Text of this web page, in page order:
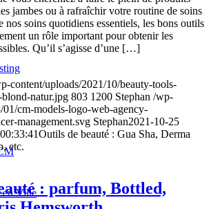
en Ville
jambes ou à rafraîchir votre routine de soins
nos soins quotidiens essentiels, les bons outils
un rôle important pour obtenir les
Qu’il s’agisse d’une […]
content/uploads/2021/10/beauty-tools-
natur.jpg 803 1200 Stephan /wp-
01/cm-models-logo-web-agency-
management.svg Stephan2021-10-25
Outils de beauté : Gua Sha, Derma
etc.
: parfum, Bottled,